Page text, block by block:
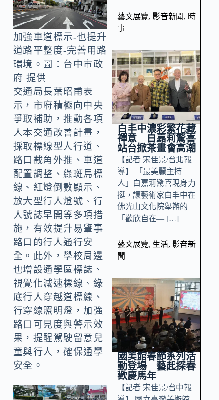
加強車道標示-也提升
道路平整度-完善用路
環境。圖：台中市政
府 提供
交通局長葉昭甫表
示，市府積極向中央
爭取補助，推動各項
人本交通改善計畫，
採取標線型人行道、
路口截角外推、車道
配置調整、綠斑馬標
線、紅燈倒數顯示、
放大型行人燈號、行
人號誌早開等多項措
施，有效提升易肇事
路口的行人通行安
全。此外，學校周邊
也增設通學區標誌、
視覺化減速標線、綠
底行人穿越道標線、
行穿線照明燈，加強
路口可見度與警示效
果，提醒駕駛留意兒
童與行人，確保通學
安全。
藝文展覽, 影音新聞, 時
事
白丰中濃彩繁花藏
禪意 白嘉莉驚喜
站台掀茶畫會高潮
【記者 宋佳景/台北報
導】 「最美麗主持
人」白嘉莉驚喜現身力
挺，讓藝術家白丰中在
佛光山文化院舉辦的
「歡欣自在— […]
藝文展覽, 生活, 影音新
聞
國美館春節系列活
動登場 藝起探春
歡慶馬年
【記者 宋佳景/台中報